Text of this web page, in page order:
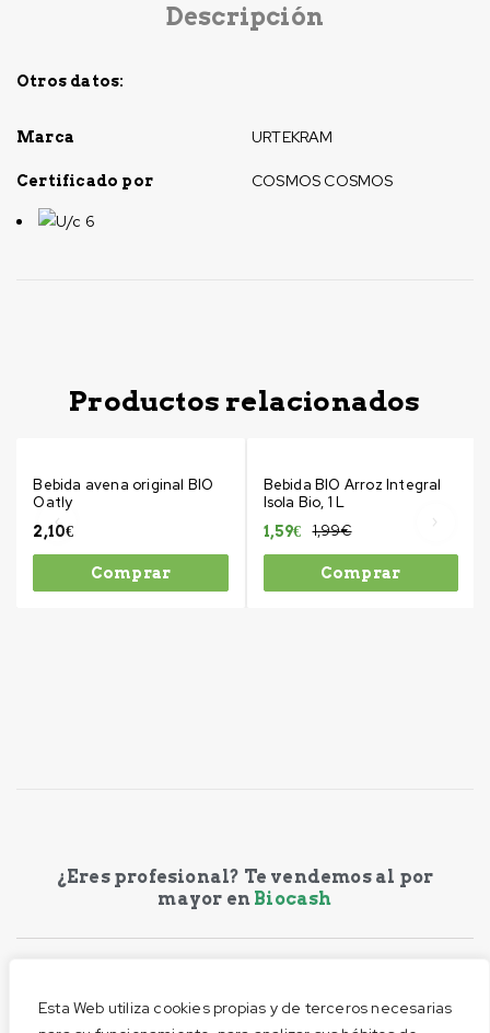
Esta Web utiliza cookies propias y de terceros necesarias
Descripción
Otros datos:
Marca URTEKRAM
Certificado por COSMOS COSMOS
U/c 6
Productos relacionados
Bebida avena original BIO
Oatly
2,10€
Comprar
Bebida BIO Arroz Integral
Isola Bio, 1 L
1,99€
1,59€
Comprar
¿Eres profesional? Te vendemos al por
mayor en Biocash